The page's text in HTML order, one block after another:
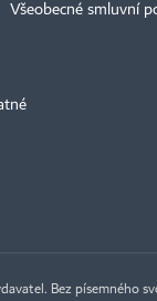
Všeobecné smluvní
Bez písemného